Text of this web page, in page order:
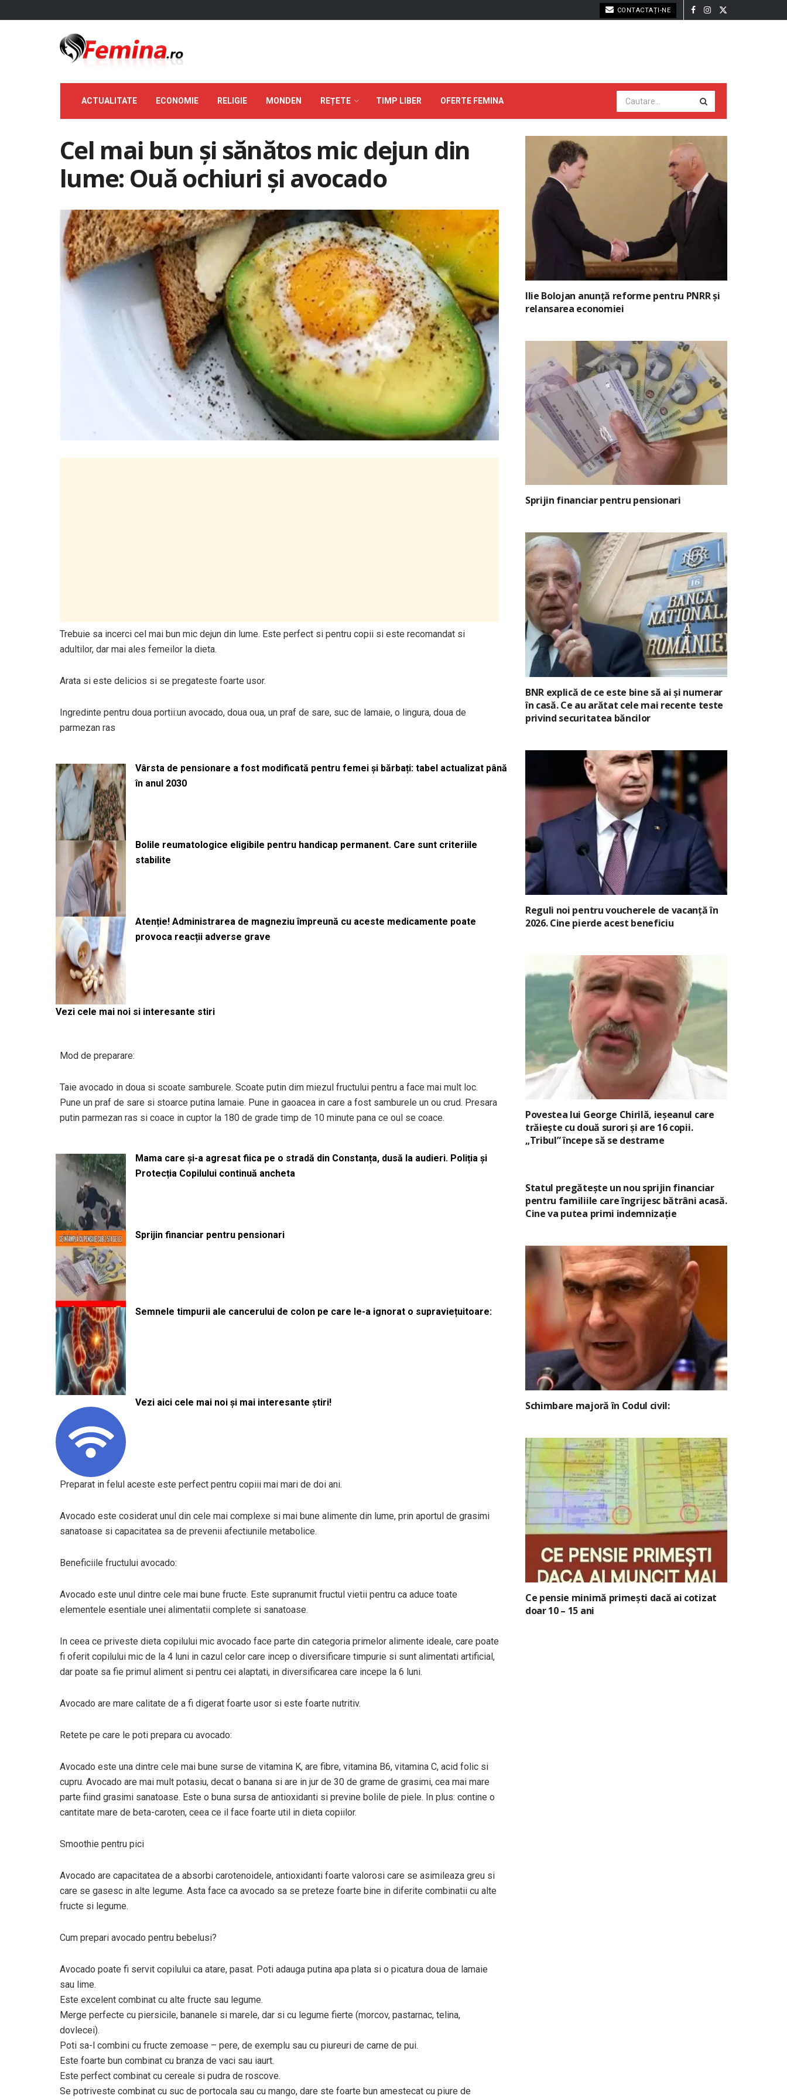
CONTACTAȚI-NE
ACTUALITATE ECONOMIE RELIGIE MONDEN REȚETE TIMP LIBER OFERTE FEMINA
Cel mai bun și sănătos mic dejun din
lume: Ouă ochiuri și avocado
Trebuie sa incerci cel mai bun mic dejun din lume. Este perfect si pentru copii si este recomandat si
adultilor, dar mai ales femeilor la dieta.
Arata si este delicios si se pregateste foarte usor.
Ingredinte pentru doua portii:un avocado, doua oua, un praf de sare, suc de lamaie, o lingura, doua de
parmezan ras
Vârsta de pensionare a fost modificată pentru femei și bărbați: tabel actualizat până
în anul 2030
Bolile reumatologice eligibile pentru handicap permanent. Care sunt criteriile
stabilite
Atenție! Administrarea de magneziu împreună cu aceste medicamente poate
provoca reacții adverse grave
Vezi cele mai noi si interesante stiri
Mod de preparare:
Taie avocado in doua si scoate samburele. Scoate putin dim miezul fructului pentru a face mai mult loc.
Pune un praf de sare si stoarce putina lamaie. Pune in gaoacea in care a fost samburele un ou crud. Presara
putin parmezan ras si coace in cuptor la 180 de grade timp de 10 minute pana ce oul se coace.
Mama care și-a agresat fiica pe o stradă din Constanța, dusă la audieri. Poliția și
Protecția Copilului continuă ancheta
Sprijin financiar pentru pensionari
Semnele timpurii ale cancerului de colon pe care le-a ignorat o supraviețuitoare:
Vezi aici cele mai noi și mai interesante știri!
Preparat in felul aceste este perfect pentru copiii mai mari de doi ani.
Avocado este cosiderat unul din cele mai complexe si mai bune alimente din lume, prin aportul de grasimi
sanatoase si capacitatea sa de prevenii afectiunile metabolice.
Beneficiile fructului avocado:
Avocado este unul dintre cele mai bune fructe. Este supranumit fructul vietii pentru ca aduce toate
elementele esentiale unei alimentatii complete si sanatoase.
In ceea ce priveste dieta copilului mic avocado face parte din categoria primelor alimente ideale, care poate
fi oferit copilului mic de la 4 luni in cazul celor care incep o diversificare timpurie si sunt alimentati artificial,
dar poate sa fie primul aliment si pentru cei alaptati, in diversificarea care incepe la 6 luni.
Avocado are mare calitate de a fi digerat foarte usor si este foarte nutritiv.
Retete pe care le poti prepara cu avocado:
Avocado este una dintre cele mai bune surse de vitamina K, are fibre, vitamina B6, vitamina C, acid folic si
cupru. Avocado are mai mult potasiu, decat o banana si are in jur de 30 de grame de grasimi, cea mai mare
parte fiind grasimi sanatoase. Este o buna sursa de antioxidanti si previne bolile de piele. In plus: contine o
cantitate mare de beta-caroten, ceea ce il face foarte util in dieta copiilor.
Smoothie pentru pici
Avocado are capacitatea de a absorbi carotenoidele, antioxidanti foarte valorosi care se asimileaza greu si
care se gasesc in alte legume. Asta face ca avocado sa se preteze foarte bine in diferite combinatii cu alte
fructe si legume.
Cum prepari avocado pentru bebelusi?
Avocado poate fi servit copilului ca atare, pasat. Poti adauga putina apa plata si o picatura doua de lamaie
sau lime.
Este excelent combinat cu alte fructe sau legume.
Merge perfecte cu piersicile, bananele si marele, dar si cu legume fierte (morcov, pastarnac, telina,
dovlecei).
Poti sa-l combini cu fructe zemoase – pere, de exemplu sau cu piureuri de carne de pui.
Este foarte bun combinat cu branza de vaci sau iaurt.
Este perfect combinat cu cereale si pudra de roscove.
Se potriveste combinat cu suc de portocala sau cu mango, dare ste foarte bun amestecat cu piure de
Ilie Bolojan anunță reforme pentru PNRR și
relansarea economiei
Sprijin financiar pentru pensionari
BNR explică de ce este bine să ai și numerar
în casă. Ce au arătat cele mai recente teste
privind securitatea băncilor
Reguli noi pentru voucherele de vacanță în
2026. Cine pierde acest beneficiu
Povestea lui George Chirilă, ieșeanul care
trăiește cu două surori și are 16 copii.
„Tribul” începe să se destrame
Statul pregătește un nou sprijin financiar
pentru familiile care îngrijesc bătrâni acasă.
Cine va putea primi indemnizație
Schimbare majoră în Codul civil:
Ce pensie minimă primești dacă ai cotizat
doar 10 – 15 ani